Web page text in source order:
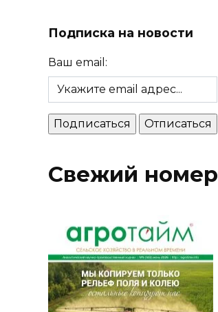
Подписка на новости
Ваш email:
Свежий номер